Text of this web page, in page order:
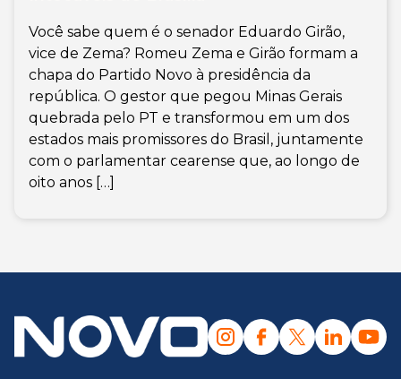
Você sabe quem é o senador Eduardo Girão,
vice de Zema? Romeu Zema e Girão formam a
chapa do Partido Novo à presidência da
república. O gestor que pegou Minas Gerais
quebrada pelo PT e transformou em um dos
estados mais promissores do Brasil, juntamente
com o parlamentar cearense que, ao longo de
oito anos […]